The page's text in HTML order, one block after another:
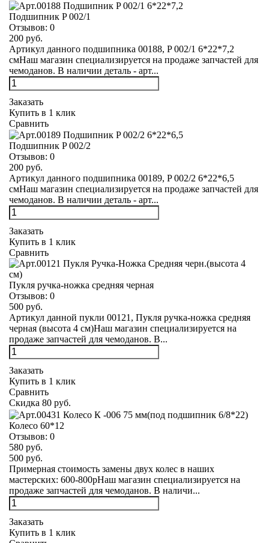
Подшипник P 002/1
Отзывов: 0
200 руб.
Артикул данного подшипника 00188, P 002/1 6*22*7,2
смНаш магазин специализируется на продаже запчастей для
чемоданов. В наличии деталь - арт...
Заказать
Купить в 1 клик
Сравнить
Подшипник P 002/2
Отзывов: 0
200 руб.
Артикул данного подшипника 00189, P 002/2 6*22*6,5
смНаш магазин специализируется на продаже запчастей для
чемоданов. В наличии деталь - арт...
Заказать
Купить в 1 клик
Сравнить
Пукля ручка-ножка средняя черная
Отзывов: 0
500 руб.
Артикул данной пукли 00121, Пукля ручка-ножка средняя
черная (высота 4 см)Наш магазин специализируется на
продаже запчастей для чемоданов. В...
Заказать
Купить в 1 клик
Сравнить
Скидка 80 руб.
Колесо 60*12
Отзывов: 0
580 руб.
500 руб.
Примерная стоимость замены двух колес в наших
мастерских: 600-800рНаш магазин специализируется на
продаже запчастей для чемоданов. В наличи...
Заказать
Купить в 1 клик